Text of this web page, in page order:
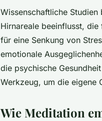
Wissenschaftliche
Hirnareale beeinflusst, die
für eine Senkung von
emotionale
die psychische
Werkzeug, um die eigene
Wie Meditation